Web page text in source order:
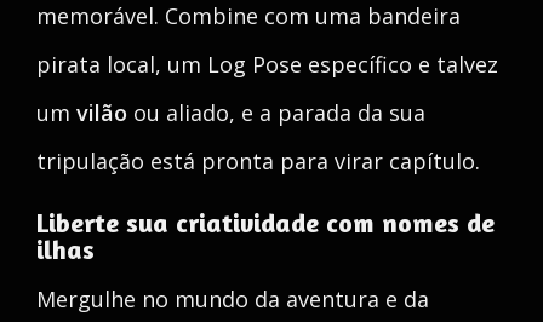
memorável. Combine com uma bandeira
pirata local, um Log Pose específico e talvez
um vilão ou aliado, e a parada da sua
tripulação está pronta para virar capítulo.
Liberte sua criatividade com nomes de
ilhas
Mergulhe no mundo da aventura e da